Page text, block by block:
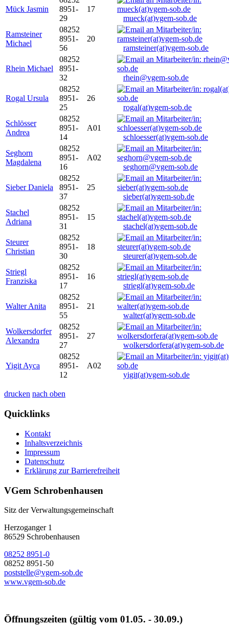
Mück Jasmin
8951-
29
17
mueck(at)vgem-sob.de
Ramsteiner
Michael
08252
8951-
56
20
ramsteiner(at)vgem-sob.de
Rhein Michael
08252
8951-
32
rhein@vgem-sob.de
Rogal Ursula
08252
8951-
25
26
rogal(at)vgem-sob.de
Schlösser
Andrea
08252
8951-
14
A01
schloesser(at)vgem-sob.de
Seghorn
Magdalena
08252
8951-
16
A02
seghorn@vgem-sob.de
Sieber Daniela
08252
8951-
37
25
sieber(at)vgem-sob.de
Stachel
Adriana
08252
8951-
31
15
stachel(at)vgem-sob.de
Steurer
Christian
08252
8951-
30
18
steurer(at)vgem-sob.de
Striegl
Franziska
08252
8951-
17
16
striegl(at)vgem-sob.de
Walter Anita
08252
8951-
55
21
walter(at)vgem-sob.de
Wolkersdorfer
Alexandra
08252
8951-
27
27
wolkersdorfera(at)vgem-sob.de
Yigit Ayca
08252
8951-
12
A02
yigit(at)vgem-sob.de
drucken nach oben
Quicklinks
Kontakt
Inhaltsverzeichnis
Impressum
Datenschutz
Erklärung zur Barrierefreiheit
VGem Schrobenhausen
Sitz der Verwaltungsgemeinschaft
Herzoganger 1
86529 Schrobenhausen
08252 8951-0
08252 8951-50
poststelle@vgem-sob.de
www.vgem-sob.de
Öffnungszeiten (gültig vom 01.05. - 30.09.)